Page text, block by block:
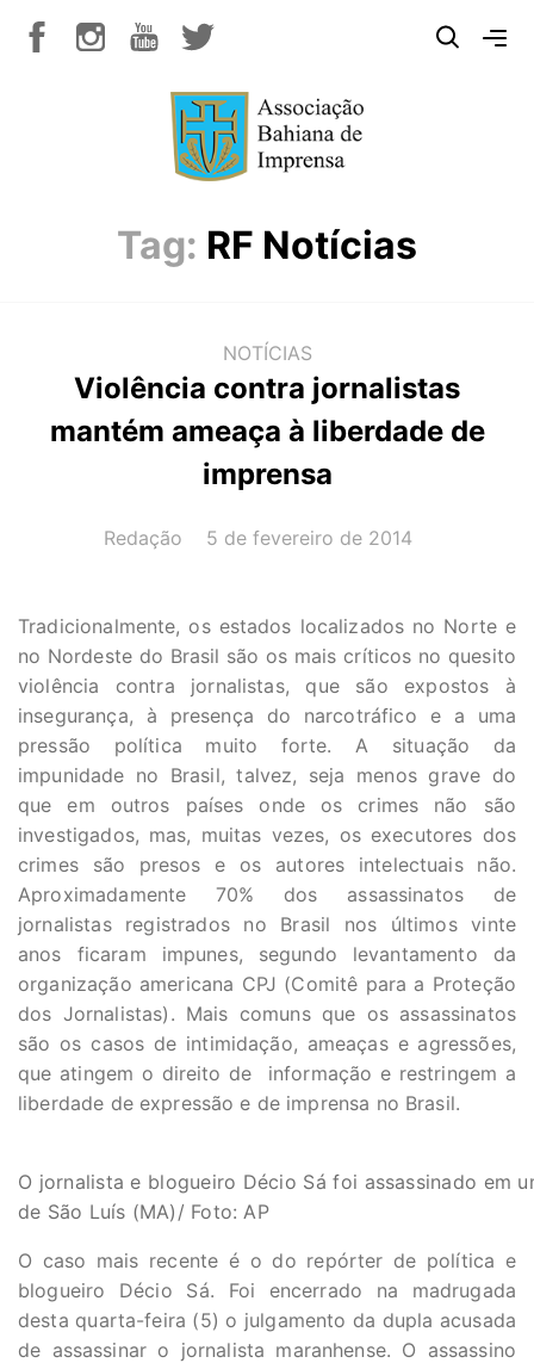
Tag: RF Notícias
NOTÍCIAS
Violência contra jornalistas
mantém ameaça à liberdade de
imprensa
AUTOR(A):
Redação DATA:
5 de fevereiro de 2014
Tradicionalmente, os estados localizados no Norte e
no Nordeste do Brasil são os mais críticos no quesito
violência contra jornalistas, que são expostos à
insegurança, à presença do narcotráfico e a uma
pressão política muito forte. A situação da
impunidade no Brasil, talvez, seja menos grave do
que em outros países onde os crimes não são
investigados, mas, muitas vezes, os executores dos
crimes são presos e os autores intelectuais não.
Aproximadamente 70% dos assassinatos de
jornalistas registrados no Brasil nos últimos vinte
anos ficaram impunes, segundo levantamento da
organização americana CPJ (Comitê para a Proteção
dos Jornalistas). Mais comuns que os assassinatos
são os casos de intimidação, ameaças e agressões,
que atingem o direito de informação e restringem a
liberdade de expressão e de imprensa no Brasil.
O jornalista e blogueiro Décio Sá foi assassinado em
de São Luís (MA)/ Foto: AP
O caso mais recente é o do repórter de política e
blogueiro Décio Sá. Foi encerrado na madrugada
desta quarta-feira (5) o julgamento da dupla acusada
de assassinar o jornalista maranhense. O assassino